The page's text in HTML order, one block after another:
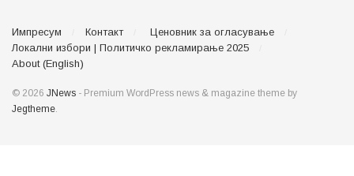
Импресум Контакт
Ценовник за огласување
Локални избори | Политичко рекламирање 2025
About (English)
© 2026 JNews - Premium WordPress news & magazine theme by
Jegtheme